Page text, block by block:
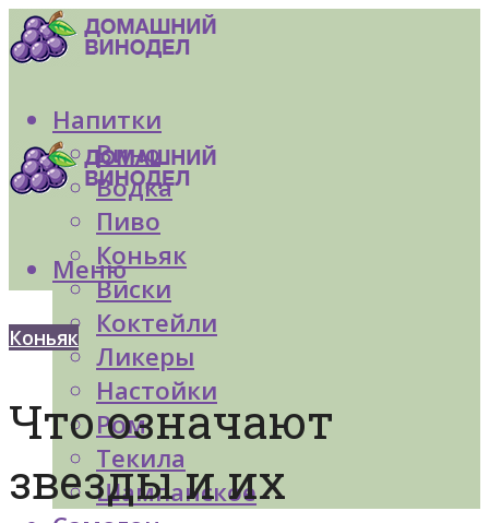
Напитки
Вино
Водка
Пиво
Коньяк
Виски
Коктейли
Ликеры
Настойки
Ром
Текила
Шампанское
Меню
Коньяк
Что означают
звезды и их